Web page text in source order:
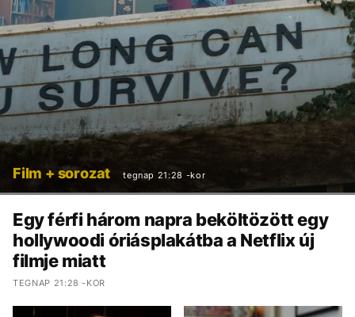
Film + sorozat tegnap 21:28 -kor
Egy férfi három napra beköltözött egy
hollywoodi óriásplakátba a Netflix új
filmje miatt
TEGNAP 21:28 -KOR